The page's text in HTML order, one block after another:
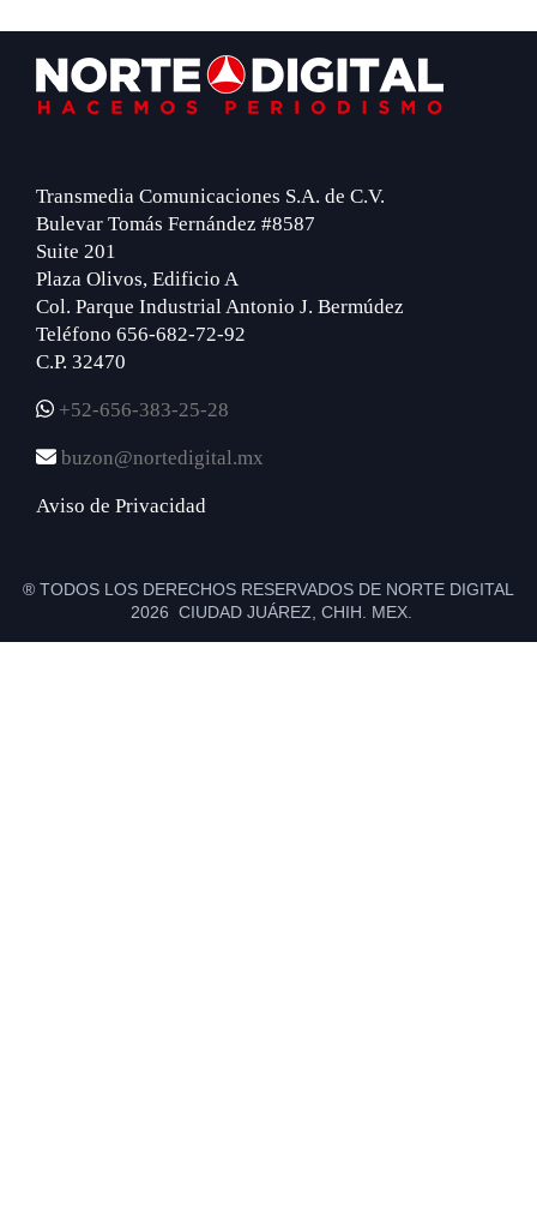
Footer
Transmedia Comunicaciones S.A. de C.V.
Bulevar Tomás Fernández #8587
Suite 201
Plaza Olivos, Edificio A
Col. Parque Industrial Antonio J. Bermúdez
Teléfono 656-682-72-92
C.P. 32470
+52-656-383-25-28
buzon@nortedigital.mx
Aviso de Privacidad
® TODOS LOS DERECHOS RESERVADOS DE NORTE DIGITAL
2026 CIUDAD JUÁREZ, CHIH. MEX.